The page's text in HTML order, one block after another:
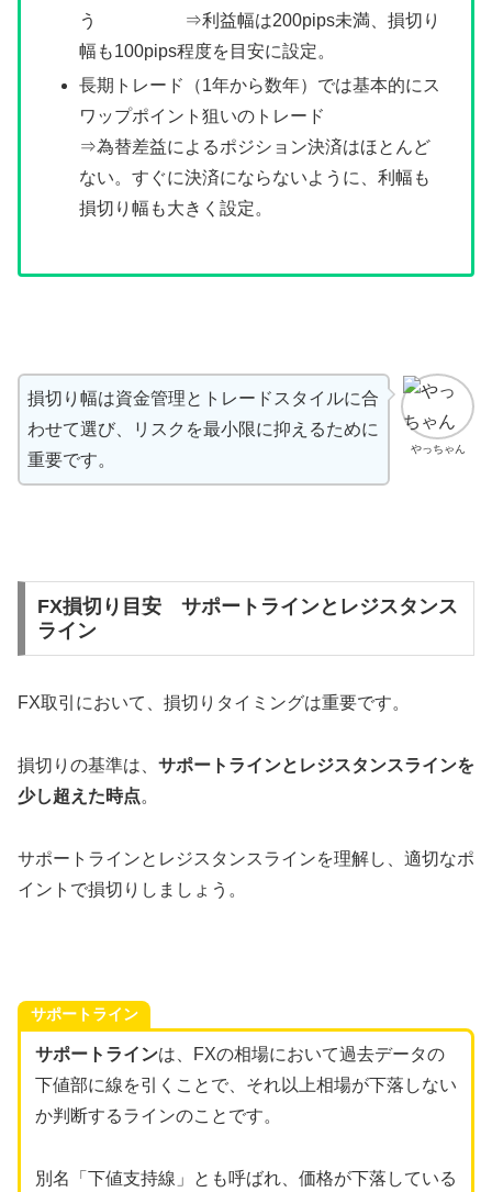
う ⇒利益幅は200pips未満、損切り
幅も100pips程度を目安に設定。
長期トレード（1年から数年）では基本的にス
ワップポイント狙いのトレード
⇒為替差益によるポジション決済はほとんど
ない。すぐに決済にならないように、利幅も
損切り幅も大きく設定。
やっちゃん
損切り幅は資金管理とトレードスタイルに合
わせて選び、リスクを最小限に抑えるために
重要です。
FX損切り目安 サポートラインとレジスタンス
ライン
FX取引において、損切りタイミングは重要です。
損切りの基準は、 サポートラインとレジスタンスラインを
少し超えた時点。
サポートラインとレジスタンスラインを理解し、適切なポ
イントで損切りしましょう。
サポートライン
サポートラインは、FXの相場において過去データの
下値部に線を引くことで、それ以上相場が下落しない
か判断するラインのことです。
別名「下値支持線」とも呼ばれ、価格が下落している